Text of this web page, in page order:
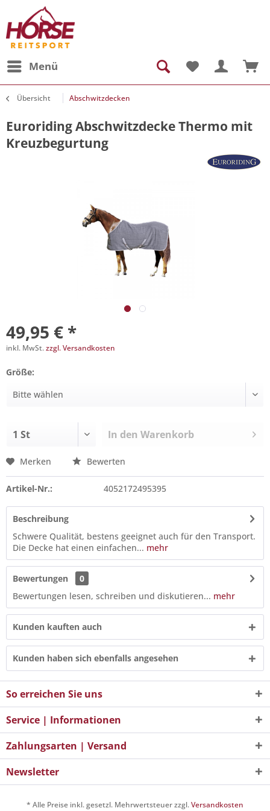
Menü
Übersicht Abschwitzdecken
Euroriding Abschwitzdecke Thermo mit
Kreuzbegurtung
49,95 € *
inkl. MwSt.zzgl. Versandkosten
Größe:
In den Warenkorb
Merken Bewerten
Artikel-Nr.: 4052172495395
Beschreibung
Schwere Qualität, bestens geeignet auch für den Transport.
Die Decke hat einen einfachen... mehr
Bewertungen
0
Bewertungen lesen, schreiben und diskutieren... mehr
Kunden kauften auch
Kunden haben sich ebenfalls angesehen
So erreichen Sie uns
Service | Informationen
Zahlungsarten | Versand
Newsletter
* Alle Preise inkl. gesetzl. Mehrwertsteuer zzgl.Versandkosten